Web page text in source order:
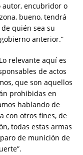
autor, encubridor o
bueno, tendrá
quién sea su
anterior.”
relevante aquí es
de actos
que son aquellos
prohibidas en
hablando de
con otros fines, de
todas estas armas
de munición de